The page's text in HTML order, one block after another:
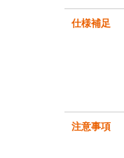
仕様補足
注意事項